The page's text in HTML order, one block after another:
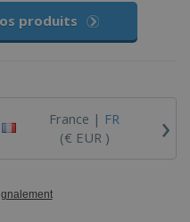
produits
France | FR
(€ EUR )
›